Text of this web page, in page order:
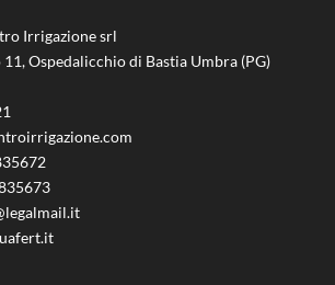
Irrigazione srl
11, Ospedalicchio di Bastia Umbra (PG)